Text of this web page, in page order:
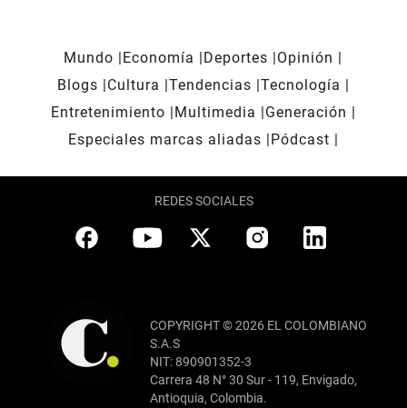
Mundo Economía Deportes
Opinión
Blogs
Cultura Tendencias Tecnología
Entretenimiento
Multimedia
Generación
Especiales marcas aliadas
Pódcast
REDES SOCIALES
COPYRIGHT © 2026 EL COLOMBIANO
S.A.S
NIT: 890901352-3
Carrera 48 N° 30 Sur - 119, Envigado,
Antioquia, Colombia.